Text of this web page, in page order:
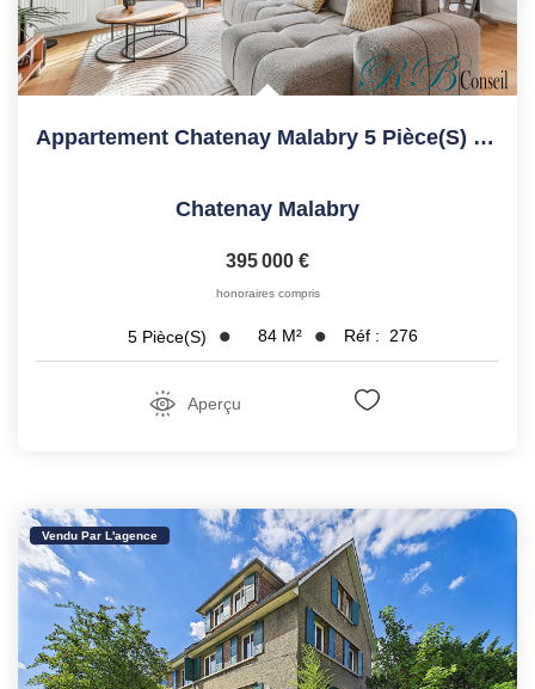
Appartement Chatenay Malabry 5 Pièce(s) 84.21 M2
Chatenay Malabry
395 000 €
honoraires compris
5 Pièce(s) 84 M² Réf : 276
Aperçu
Vendu Par L'agence